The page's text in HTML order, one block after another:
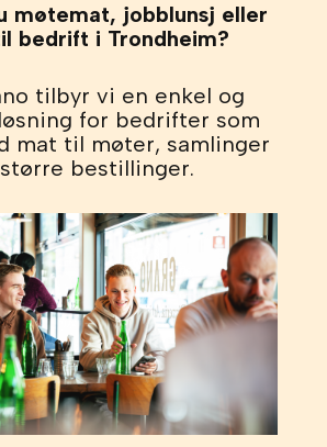
møtemat, jobblunsj eller
bedrift i Trondheim?
tilbyr vi en enkel og
for bedrifter som
mat til møter, samlinger
bestillinger.